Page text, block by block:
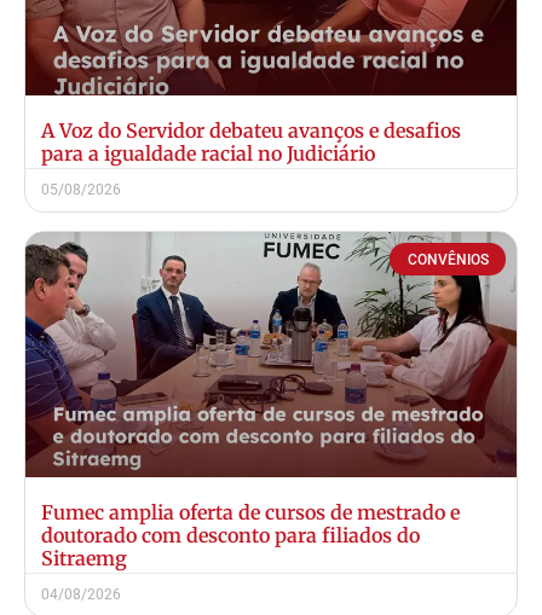
A Voz do Servidor debateu avanços e desafios
para a igualdade racial no Judiciário
05/08/2026
CONVÊNIOS
Fumec amplia oferta de cursos de mestrado e
doutorado com desconto para filiados do
Sitraemg
04/08/2026